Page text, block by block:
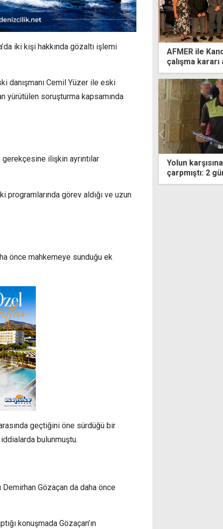
iki kişi hakkında gözaltı işlemi
danışmanı Cemil Yüzer ile eski
yürütülen soruşturma kapsamında
ilişkin ayrıntılar
programlarında görev aldığı ve uzun
önce mahkemeye sunduğu ek
geçtiğini öne sürdüğü bir
bulunmuştu.
Gözaçan da daha önce
konuşmada Gözaçan’ın
AFMER ile
çalışma kararı
geçmeye çalışan yayaya
Gözler
sonucu bugün